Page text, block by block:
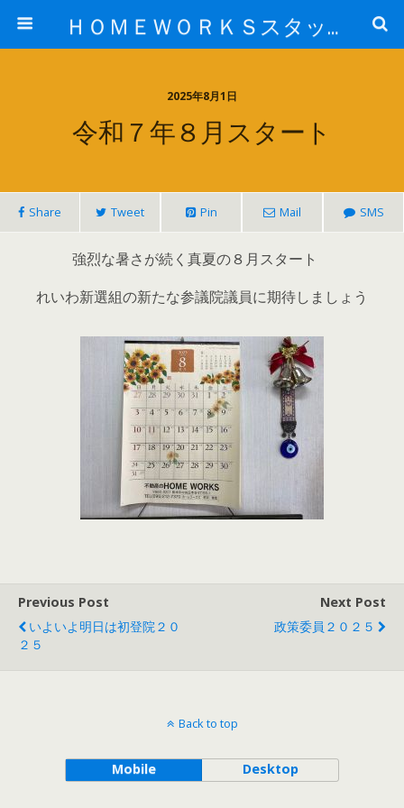
ＨＯＭＥＷＯＲＫＳスタッフ日記ブログ
2025年8月1日
令和７年８月スタート
Share Tweet Pin Mail SMS
強烈な暑さが続く真夏の８月スタート
れいわ新選組の新たな参議院議員に期待しましょう
Previous Post
いよいよ明日は初登院２０
２５
Next Post
政策委員２０２５
Back to top
Mobile Desktop